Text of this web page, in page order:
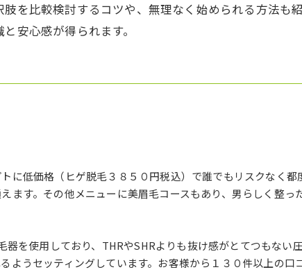
を比較検討するコツや、無理なく始められる方法も
安心感が得られます。
に低価格（ヒゲ脱毛３８５０円税込）で誰でもリスクなく都
ます。その他メニューに美眉毛コースもあり、男らしく整っ
を使用しており、THRやSHRよりも抜け感がとてつもない
ようセッティングしています。お客様から１３０件以上の口